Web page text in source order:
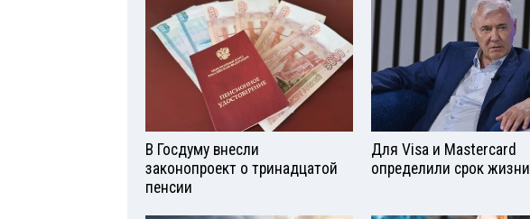
В Госдуму внесли
законопроект о тринадцатой
пенсии
Для Visа и Mastercard
определили срок жизни